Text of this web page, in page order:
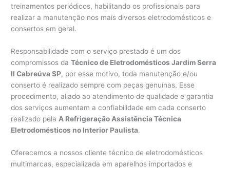
treinamentos periódicos, habilitando os profissionais para
realizar a manutenção nos mais diversos eletrodomésticos e
consertos em geral.
Responsabilidade com o serviço prestado é um dos
compromissos daTécnico de Eletrodomésticos Jardim Serra
II Cabreúva SP, por esse motivo, toda manutenção e/ou
conserto é realizado sempre com peças genuínas. Esse
procedimento, aliado ao atendimento de qualidade e garantia
dos serviços aumentam a confiabilidade em cada conserto
realizado pela A Refrigeração Assistência Técnica
Eletrodomésticos no Interior Paulista.
Oferecemos a nossos cliente técnico de eletrodomésticos
multimarcas, especializada em aparelhos importados e